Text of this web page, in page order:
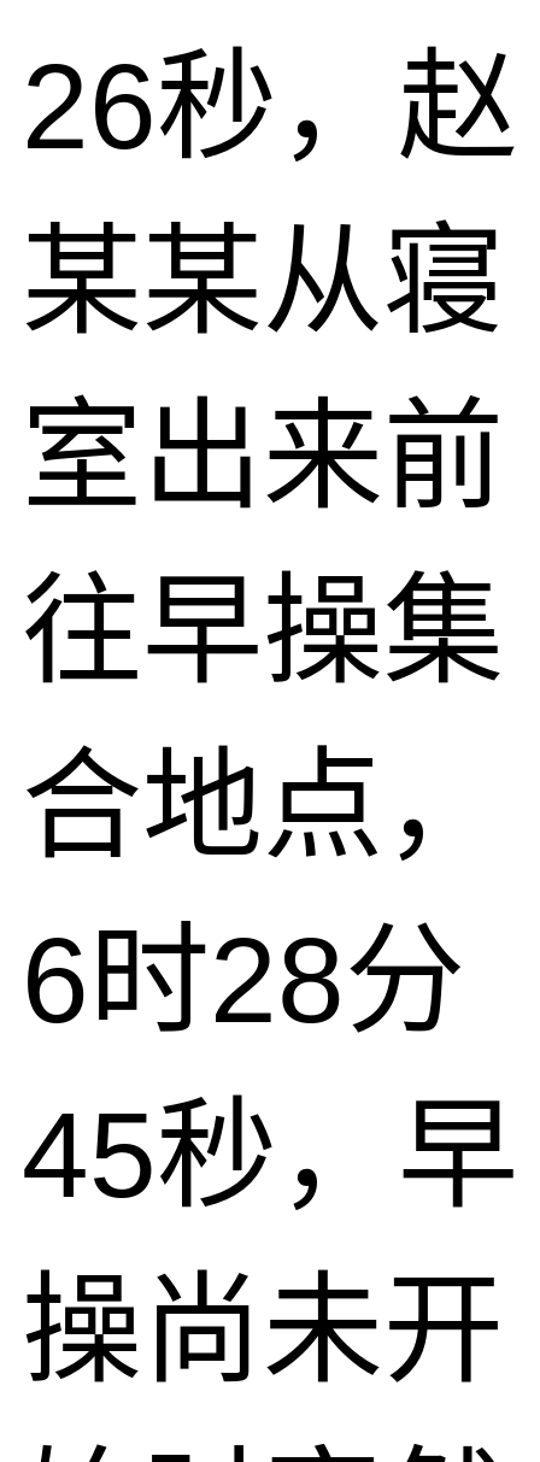
26秒，赵
某某从寝
室出来前
往早操集
合地点，
6时28分
45秒，早
操尚未开